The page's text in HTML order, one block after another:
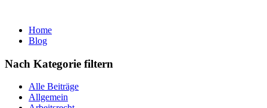
Home
Blog
Nach Kategorie filtern
Alle Beiträge
Allgemein